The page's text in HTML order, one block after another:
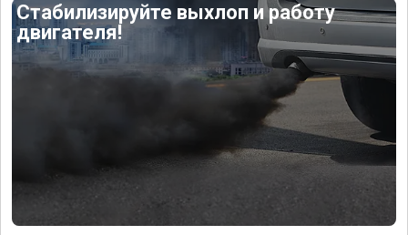
Стабилизируйте выхлоп и работу
двигателя!